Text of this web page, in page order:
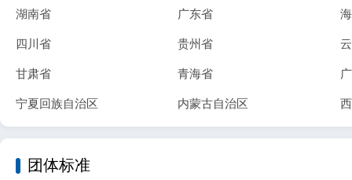
湖南省 广东省
四川省 贵州省
甘肃省 青海省
宁夏回族自治区 内蒙古自治区
团体标准